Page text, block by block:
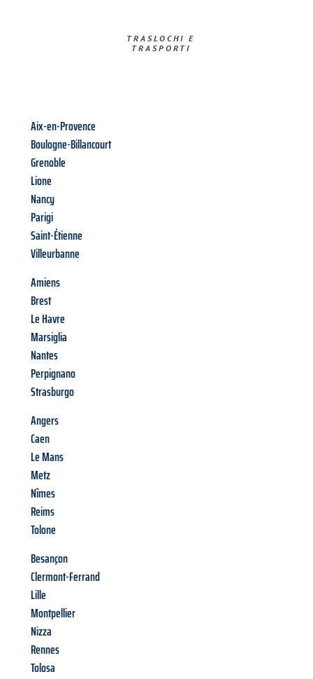
TRASLOCHI E
TRASPORTI​
Aix-en-Provence
Boulogne-Billancourt
Grenoble
Lione
Nancy
Parigi
Saint-Étienne
Villeurbanne
Amiens
Brest
Le Havre
Marsiglia
Nantes
Perpignano
Strasburgo
Angers
Caen
Le Mans
Metz
Nîmes
Reims
Tolone
Besançon
Clermont-Ferrand
Lille
Montpellier
Nizza
Rennes
Tolosa